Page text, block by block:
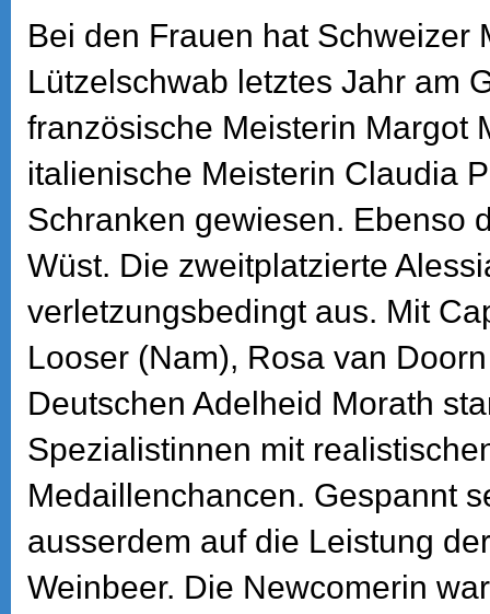
Bei den Frauen hat Schweizer
Lützelschwab letztes Jahr am
französische Meisterin Margot
italienische Meisterin Claudia
Schranken gewiesen. Ebenso
Wüst. Die zweitplatzierte
verletzungsbedingt aus. Mit
Looser (Nam), Rosa van
Deutschen Adelheid Morath
Spezialistinnen mit
Medaillenchancen. Gespannt
ausserdem auf die Leistung
Weinbeer. Die Newcomerin